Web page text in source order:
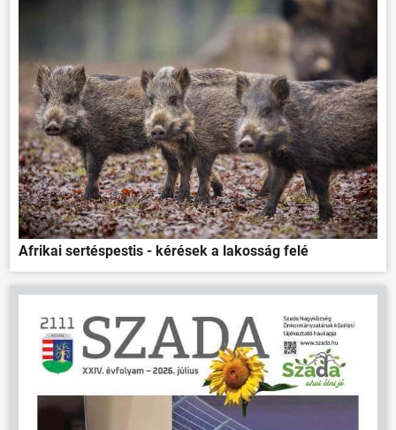
Afrikai sertéspestis - kérések a lakosság felé